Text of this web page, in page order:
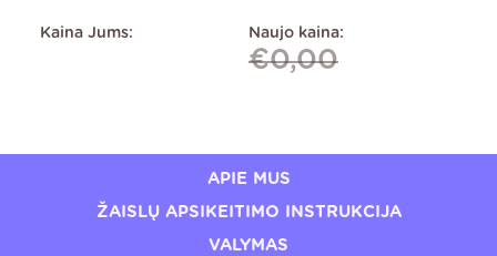
Kaina Jums: Naujo kaina:
€0,00
APIE MUS
ŽAISLŲ APSIKEITIMO INSTRUKCIJA
VALYMAS